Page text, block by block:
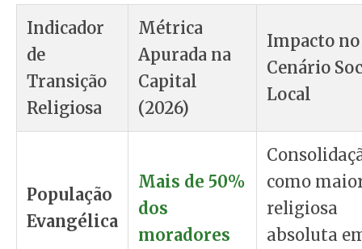
Indicador
de
Transição
Religiosa
Métrica
Apurada na
Capital
(2026)
Impacto no
Cenário
Local
População
Evangélica
Mais de 50%
dos
moradores
como
religiosa
absoluta